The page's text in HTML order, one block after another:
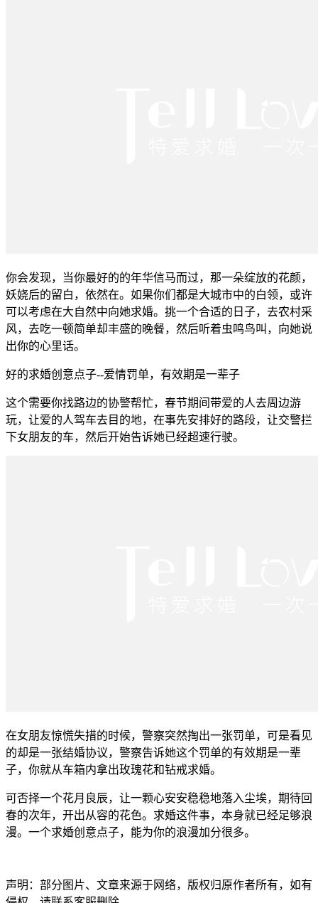
你会发现，当你最好的的年华信马而过，那一朵绽放的花颜，
妖娆后的留白，依然在。如果你们都是大城市中的白领，或许
可以考虑在大自然中向她求婚。挑一个合适的日子，去农村采
风，去吃一顿简单却丰盛的晚餐，然后听着虫鸣鸟叫，向她说
出你的心里话。
好的求婚创意点子--爱情罚单，有效期是一辈子
这个需要你找路边的协警帮忙，春节期间带爱的人去周边游
玩，让爱的人驾车去目的地，在事先安排好的路段，让交警拦
下女朋友的车，然后开始告诉她已经超速行驶。
在女朋友惊慌失措的时候，警察突然掏出一张罚单，可是看见
的却是一张结婚协议，警察告诉她这个罚单的有效期是一辈
子，你就从车箱内拿出玫瑰花和钻戒求婚。
可否择一个花月良辰，让一颗心安安稳稳地落入尘埃，期待回
春的次年，开出从容的花色。求婚这件事，本身就已经足够浪
漫。一个求婚创意点子，能为你的浪漫加分很多。
声明：部分图片、文章来源于网络，版权归原作者所有，如有